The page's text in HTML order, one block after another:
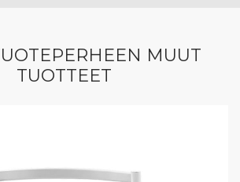
MUUT
TUOTTEET